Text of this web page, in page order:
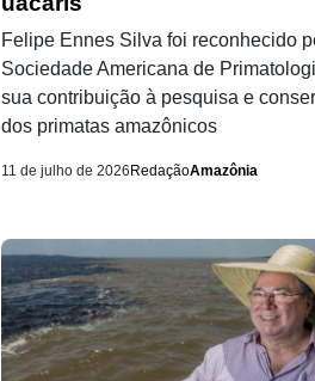
Felipe Ennes Silva foi reconhecido
Sociedade Americana de
sua contribuição à pesquisa e
dos primatas amazônicos
11 de julho de 2026 RedaçãoAmazônia